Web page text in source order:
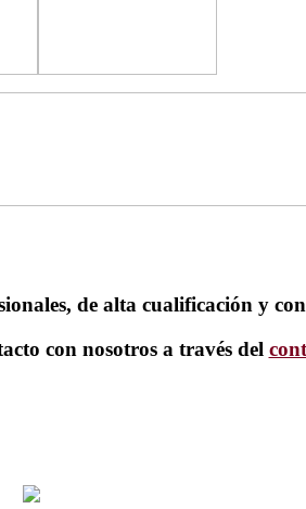
de alta cualificación y
con nosotros a través del